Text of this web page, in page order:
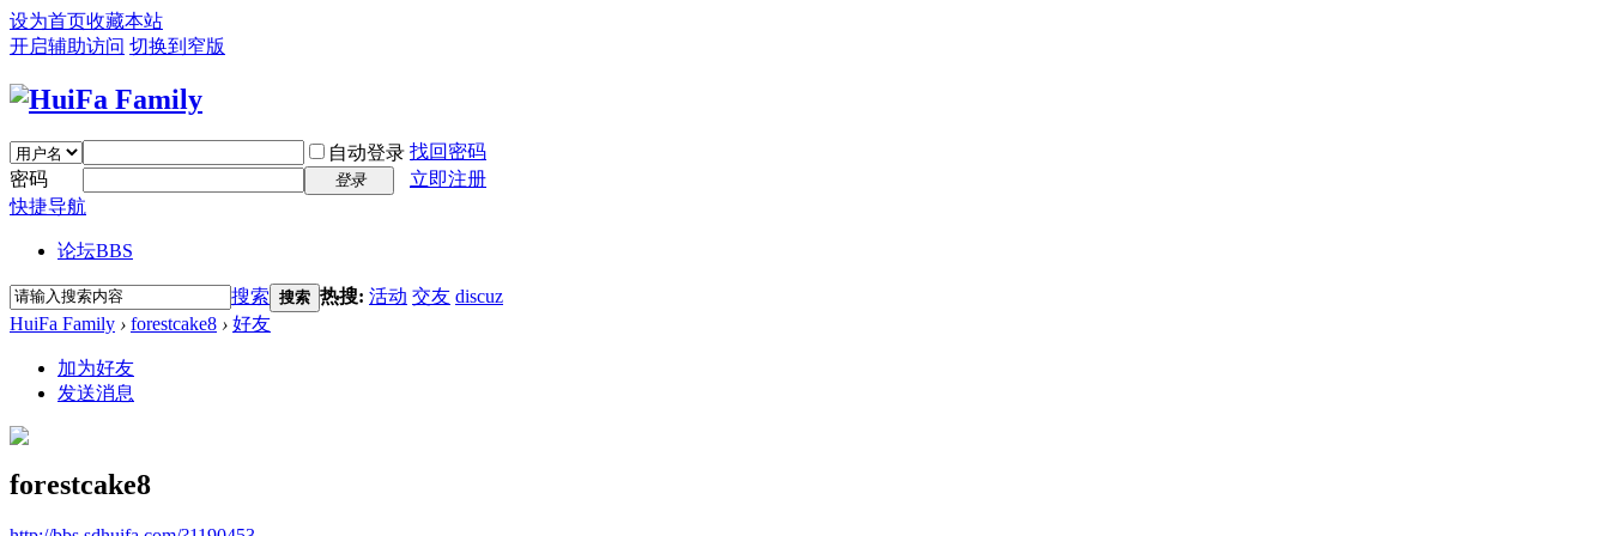
设为首页收藏本站
开启辅助访问 切换到窄版
自动登录 找回密码
密码
登录
立即注册
快捷导航
论坛BBS
搜索 搜索 热搜: 活动 交友 discuz
HuiFa Family › forestcake8 › 好友
加为好友
发送消息
forestcake8